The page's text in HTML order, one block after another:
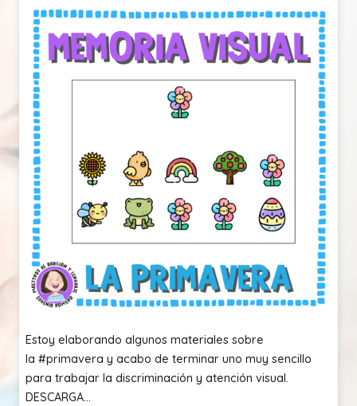
Estoy elaborando algunos materiales sobre
la #primavera y acabo de terminar uno muy sencillo
para trabajar la discriminación y atención visual.
DESCARGA…